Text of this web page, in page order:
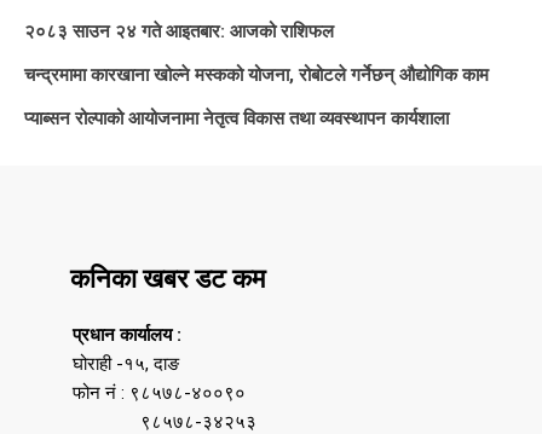
२०८३ साउन २४ गते आइतबार: आजको राशिफल
चन्द्रमामा कारखाना खोल्ने मस्कको योजना, रोबोटले गर्नेछन् औद्योगिक काम
प्याब्सन रोल्पाको आयोजनामा नेतृत्व विकास तथा व्यवस्थापन कार्यशाला
कनिका खबर डट कम
प्रधान कार्यालय :
घोराही -१५, दाङ
फोन नं : ९८५७८-४००९०
९८५७८-३४२५३